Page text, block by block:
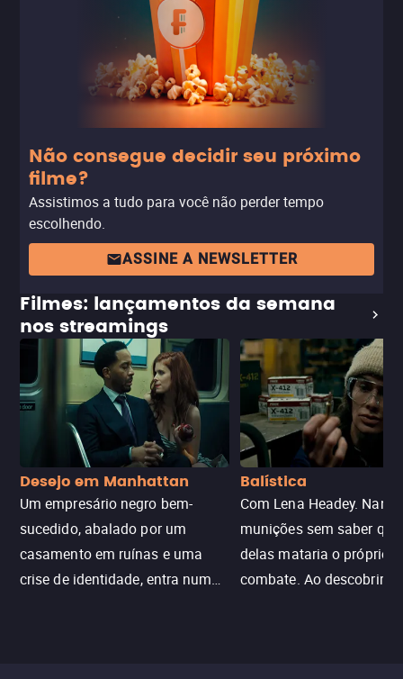
Não consegue decidir seu próximo
filme?
Assistimos a tudo para você não perder tempo
escolhendo.
ASSINE A NEWSLETTER
Filmes: lançamentos da semana
nos streamings
Desejo em Manhattan
Um empresário negro bem-
sucedido, abalado por um
casamento em ruínas e uma
crise de identidade, entra num
Balística
Com Lena Headey.
munições sem saber
delas mataria o próprio
combate. Ao descobrir a